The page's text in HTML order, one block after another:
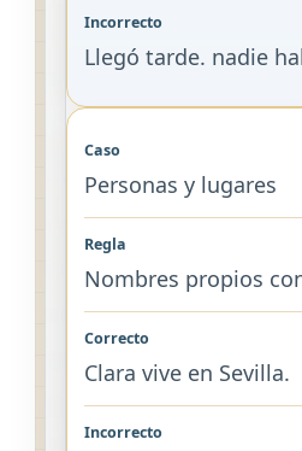
Llegó tarde. nadie
Personas y lugares
Nombres propios
Clara vive en Sevilla.